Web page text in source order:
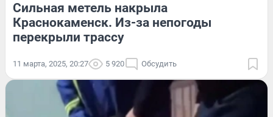
Сильная метель накрыла
Краснокаменск. Из-за непогоды
перекрыли трассу
11 марта, 2025, 20:27 5 920 Обсудить